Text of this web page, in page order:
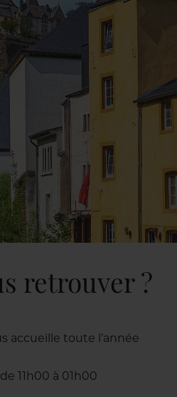
retrouver ?
accueille toute l’année
11h00 à 01h00